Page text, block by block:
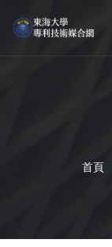
首頁